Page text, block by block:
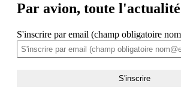
Par avion, toute l'actualité
S'inscrire par email (champ obligatoire